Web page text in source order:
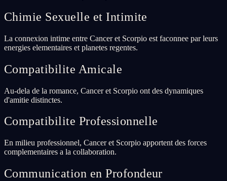
Chimie Sexuelle et Intimite
La connexion intime entre Cancer et Scorpio est faconnee par leurs
energies elementaires et planetes regentes.
Compatibilite Amicale
Au-dela de la romance, Cancer et Scorpio ont des dynamiques
d'amitie distinctes.
Compatibilite Professionnelle
En milieu professionnel, Cancer et Scorpio apportent des forces
complementaires a la collaboration.
Communication en Profondeur